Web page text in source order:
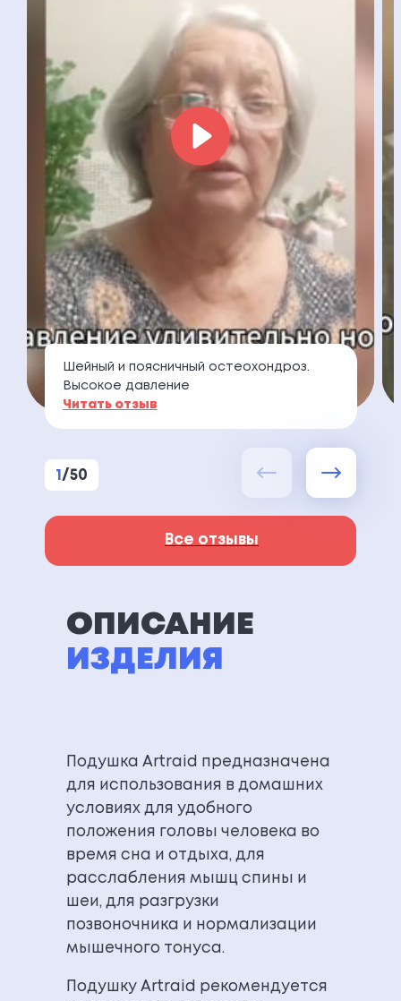
Шейный и поясничный остеохондроз.
Высокое давление
Читать отзыв
1 /50
Все отзывы
ОПИСАНИЕ
ИЗДЕЛИЯ
Подушка Artraid предназначена
для использования в домашних
условиях для удобного
положения головы человека во
время сна и отдыха, для
расслабления мышц спины и
шеи, для разгрузки
позвоночника и нормализации
мышечного тонуса.
Подушку Artraid рекомендуется